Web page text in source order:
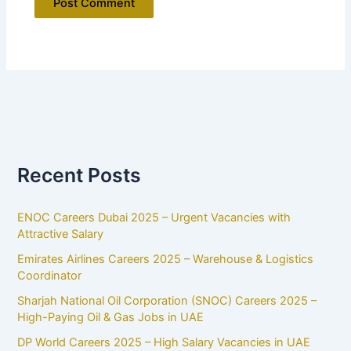
Recent Posts
ENOC Careers Dubai 2025 – Urgent Vacancies with
Attractive Salary
Emirates Airlines Careers 2025 – Warehouse & Logistics
Coordinator
Sharjah National Oil Corporation (SNOC) Careers 2025 –
High-Paying Oil & Gas Jobs in UAE
DP World Careers 2025 – High Salary Vacancies in UAE